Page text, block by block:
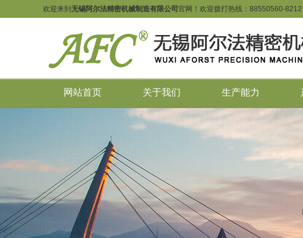
欢迎来到 无锡阿尔法精密机械制造有限公司 官网！欢迎拨打热线： 88550560-8212
网站首页 关于我们 生产能力